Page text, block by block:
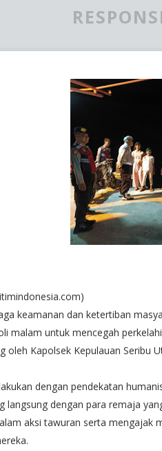
keamanan dan ketertiban
malam untuk mencegah
oleh Kapolsek Kepulauan Seribu
dengan pendekatan
langsung dengan para remaja
aksi tawuran serta mengajak